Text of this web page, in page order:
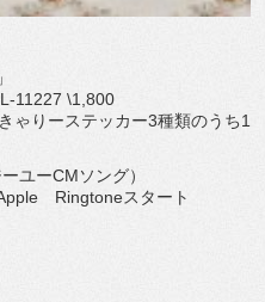
11227 \1,800
りーステッカー3種類のうち1
ユーCMソング）
Ringtoneスタート